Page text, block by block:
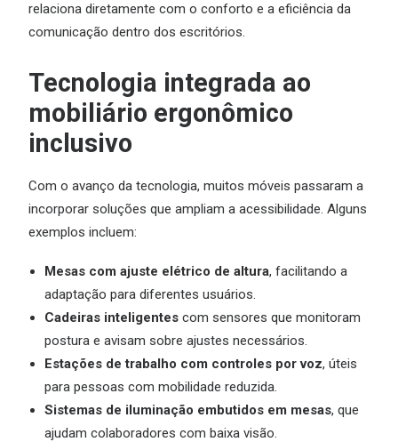
relaciona diretamente com o conforto e a eficiência da
comunicação dentro dos escritórios.
Tecnologia integrada ao
mobiliário ergonômico
inclusivo
Com o avanço da tecnologia, muitos móveis passaram a
incorporar soluções que ampliam a acessibilidade. Alguns
exemplos incluem:
Mesas com ajuste elétrico de altura, facilitando a
adaptação para diferentes usuários.
Cadeiras inteligentes com sensores que monitoram
postura e avisam sobre ajustes necessários.
Estações de trabalho com controles por voz, úteis
para pessoas com mobilidade reduzida.
Sistemas de iluminação embutidos em mesas, que
ajudam colaboradores com baixa visão.